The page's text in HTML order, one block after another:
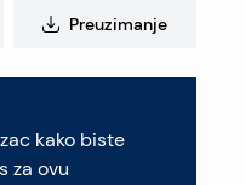
Preuzimanje
kako biste
za ovu